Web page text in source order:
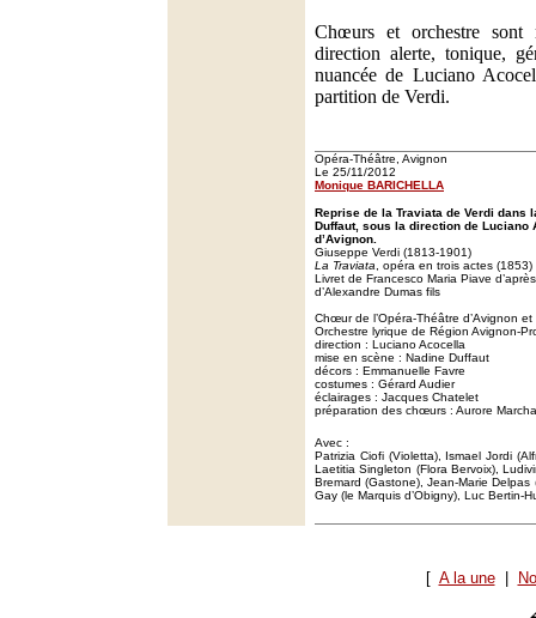
Chœurs et orchestre sont
direction alerte, tonique,
nuancée de Luciano
partition de Verdi.
Opéra-Théâtre, Avignon
Le 25/11/2012
Monique BARICHELLA
Reprise de la Traviata de Verdi dans
Duffaut, sous la direction de Luciano
d’Avignon.
Giuseppe Verdi (1813-1901)
La Traviata , opéra en trois actes (1853)
Livret de Francesco Maria Piave
d’Alexandre Dumas fils
Chœur de l’Opéra-Théâtre d’Avignon
Orchestre lyrique de Région Avignon-
direction : Luciano Acocella
mise en scène : Nadine Duffaut
décors : Emmanuelle Favre
costumes : Gérard Audier
éclairages : Jacques Chatelet
préparation des chœurs : Aurore
Avec :
Patrizia Ciofi (Violetta), Ismael Jordi
Laetitia Singleton (Flora Bervoix),
Bremard (Gastone), Jean-Marie
Gay (le Marquis d’Obigny), Luc Bertin-
[ A la une|